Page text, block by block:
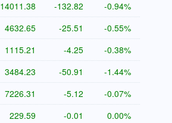
14011.38 -132.82 -0.94%
4632.65 -25.51 -0.55%
1115.21 -4.25 -0.38%
3484.23 -50.91 -1.44%
7226.31 -5.12 -0.07%
229.59 -0.01 0.00%